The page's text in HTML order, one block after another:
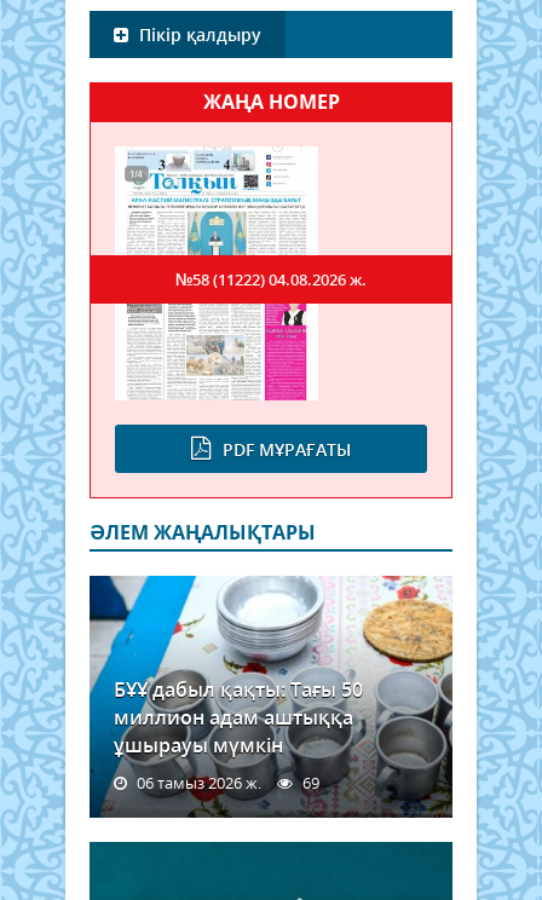
Пікір қалдыру
ЖАҢА НОМЕР
PDF МҰРАҒАТЫ
№58 (11222)04.08.2026 ж.
ӘЛЕМ ЖАҢАЛЫҚТАРЫ
БҰҰ дабыл қақты: Тағы 50
миллион адам аштыққа
ұшырауы мүмкін
06 тамыз 2026 ж. 69